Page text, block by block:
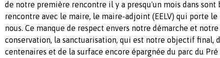
de notre première rencontre il y a presqu'un mois dans sont
rencontre avec le maire, le maire-adjoint (EELV) qui porte
nous. Ce manque de respect envers notre démarche et
conservation, la sanctuarisation, qui est notre objectif final,
centenaires et de la surface encore épargnée du parc du